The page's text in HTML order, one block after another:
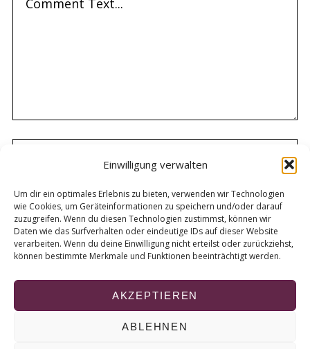
Einwilligung verwalten
Um dir ein optimales Erlebnis zu bieten, verwenden wir Technologien
wie Cookies, um Geräteinformationen zu speichern und/oder darauf
zuzugreifen. Wenn du diesen Technologien zustimmst, können wir
Daten wie das Surfverhalten oder eindeutige IDs auf dieser Website
verarbeiten. Wenn du deine Einwilligung nicht erteilst oder zurückziehst,
können bestimmte Merkmale und Funktionen beeinträchtigt werden.
AKZEPTIEREN
ABLEHNEN